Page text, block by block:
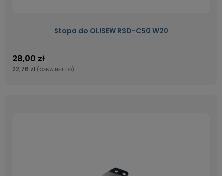
Stopa do OLISEW RSD-C50 W20
28,00 zł
22,76 zł (CENA NETTO)